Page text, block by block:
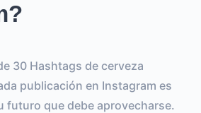
30 Hashtags de cerveza
publicación en Instagram es
futuro que debe aprovecharse.